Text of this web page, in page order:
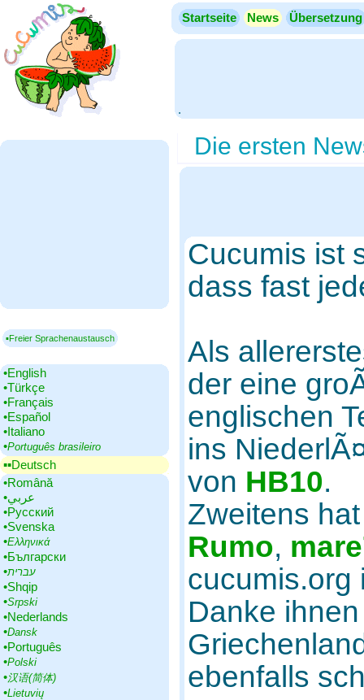
Startseite News Übersetzung
.
▪Freier Sprachenaustausch
•‎English
•‎Türkçe
•‎Français
•‎Español
•‎Italiano
•‎Português brasileiro
▪▪‎Deutsch
•‎Română
•‎عربي
•‎Русский
•‎Svenska
•‎Ελληνικά
•‎Български
•‎עברית
•‎Shqip
•‎Srpski
•‎Nederlands
•‎Dansk
•‎Português
•‎Polski
•‎汉语(简体)
•‎Lietuvių
Die ersten
Cucumis ist
dass fast
Als
der eine
englischen
ins
von HB10.
Zweitens
Rumo,
cucumis.org
Danke
ebenfalls